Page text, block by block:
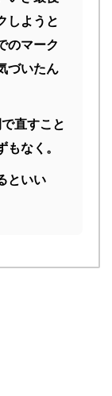
しようと
のマーク
づいたん
直すこと
なく。
といい